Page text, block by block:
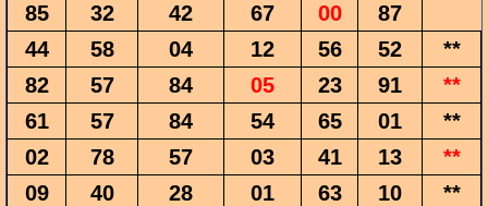
85
32 42 67 00
87
44
58 04 12 56 52
**
82
57 84 05 23 91
**
61
57 84 54 65 01
**
02
78 57 03 41 13
**
09
40 28 01 63 10
**